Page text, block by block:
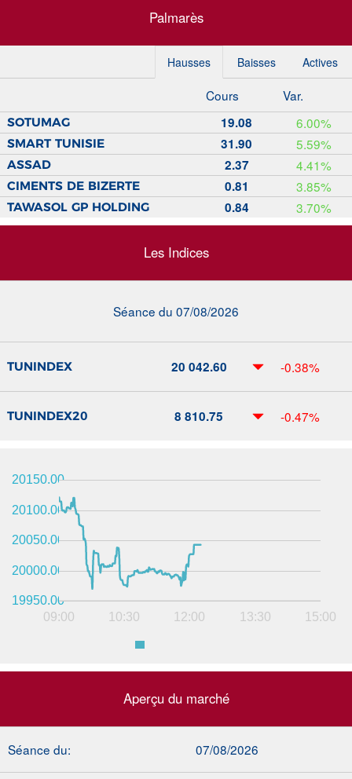
Palmarès
Actives
Baisses
Hausses
Cours Var.
SOTUMAG 19.08 6.00%
SMART TUNISIE 31.90 5.59%
ASSAD 2.37 4.41%
CIMENTS DE BIZERTE 0.81 3.85%
TAWASOL GP HOLDING 0.84 3.70%
Les Indices
Séance du 07/08/2026
TUNINDEX 20 042.60 -0.38%
TUNINDEX20 8 810.75 -0.47%
09:00 10:30 12:00 13:30 15:00
19950.00
20000.00
20050.00
20100.00
20150.00
Aperçu du marché
Séance du: 07/08/2026